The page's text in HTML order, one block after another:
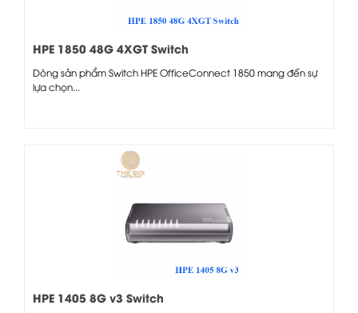
HPE 1850 48G 4XGT Switch
Dòng sản phẩm Switch HPE OfficeConnect 1850 mang đến sự
lựa chọn...
HPE 1405 8G v3 Switch